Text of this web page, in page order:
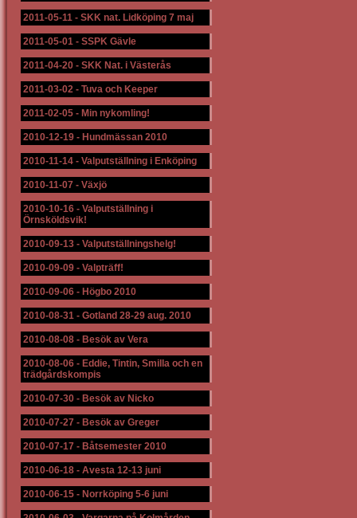
2011-05-11 - SKK nat. Lidköping 7 maj
2011-05-01 - SSPK Gävle
2011-04-20 - SKK Nat. i Västerås
2011-03-02 - Tuva och Keeper
2011-02-05 - Min nykomling!
2010-12-19 - Hundmässan 2010
2010-11-14 - Valputställning i Enköping
2010-11-07 - Växjö
2010-10-16 - Valputställning i
Örnsköldsvik!
2010-09-13 - Valputställningshelg!
2010-09-09 - Valpträff!
2010-09-06 - Högbo 2010
2010-08-31 - Gotland 28-29 aug. 2010
2010-08-08 - Besök av Vera
2010-08-06 - Eddie, Tintin, Smilla och en
trädgårdskompis
2010-07-30 - Besök av Nicko
2010-07-27 - Besök av Greger
2010-07-17 - Båtsemester 2010
2010-06-18 - Avesta 12-13 juni
2010-06-15 - Norrköping 5-6 juni